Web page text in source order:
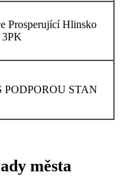
Prosperující Hlinsko
3PK
STAN
města